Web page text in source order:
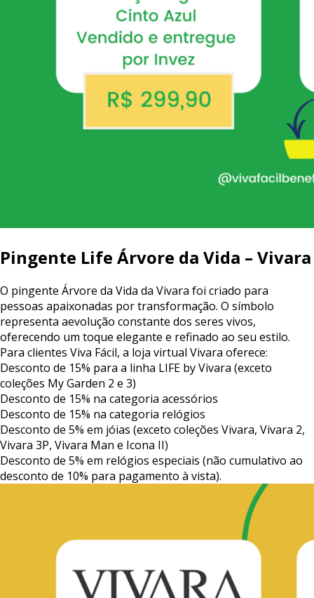
Pingente Life Árvore da Vida – Vivara
O pingente Árvore da Vida da Vivara foi criado para
pessoas apaixonadas portransformação. O símbolo
representa aevolução constante dos seres vivos,
oferecendo um toque elegante e refinado ao seu estilo.
Para clientes Viva Fácil, a loja virtual Vivara oferece:
Desconto de 15% para a linha LIFE byVivara (exceto
coleções MyGarden 2 e 3)
Desconto de 15% na categoria acessórios
Desconto de 15% na categoria relógios
Desconto de 5% em jóias (exceto coleções Vivara, Vivara 2,
Vivara 3P, Vivara Man e Icona II)
Desconto de 5% em relógios especiais (não cumulativo ao
desconto de 10% para pagamento à vista).